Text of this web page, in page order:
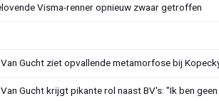
Visma-renner opnieuw zwaar getroffen
Van Gucht ziet opvallende metamorfose bij
Gucht krijgt pikante rol naast BV's: "Ik ben